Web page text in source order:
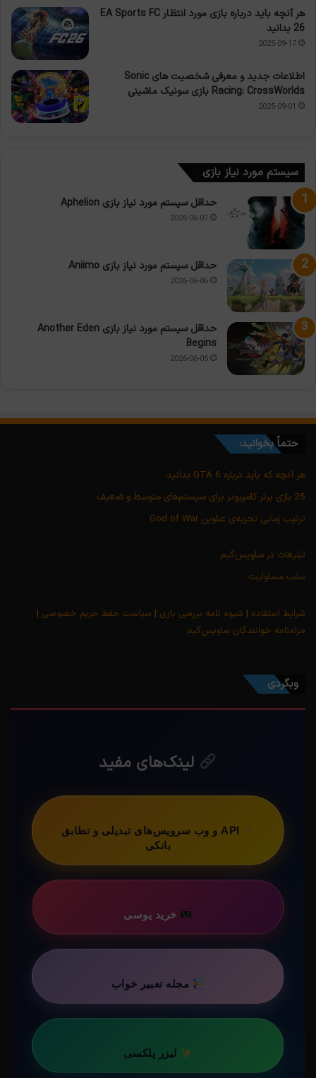
هر آنچه باید درباره بازی مورد انتظار EA Sports FC
26 بدانید
2025-09-17
اطلاعات جدید و معرفی شخصیت های Sonic
Racing: CrossWorlds بازی سونیک ماشینی
2025-09-01
سیستم مورد نیاز بازی
حداقل سیستم مورد نیاز بازی Aphelion
2026-06-07
حداقل سیستم مورد نیاز بازی Aniimo
2026-06-06
حداقل سیستم مورد نیاز بازی Another Eden
Begins
2026-06-05
حتماً بخوانید:
هر آنچه که باید درباره GTA 6 بدانید
25 بازی برتر کامپیوتر برای سیستم‌های متوسط و ضعیف
ترتیب زمانی تجربه‌ی عناوین God of War
تبلیغات در ساویس‌گیم
سلب مسئولیت
شرایط استفاده | شیوه نامه بررسی بازی | سیاست حفظ حریم خصوصی |
مرامنامه خوانندگان ساویس‌گیم
وبگردی
لینک‌های مفید
API و وب سرویس‌های تبدیلی و تطابق
بانکی
خرید یوسی
مجله تعبیر خواب
لیزر پلکسی